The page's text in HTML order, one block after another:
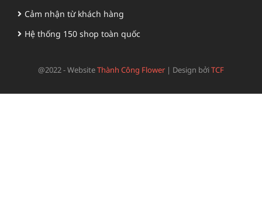
Cảm nhận từ khách hàng
Hệ thống 150 shop toàn quốc
@2022 - WebsiteThành Công Flower | Design bởiTCF